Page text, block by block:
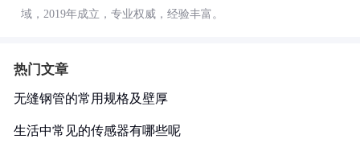
域，2019年成立，专业权威，经验丰富。
热门文章
无缝钢管的常用规格及壁厚
生活中常见的传感器有哪些呢